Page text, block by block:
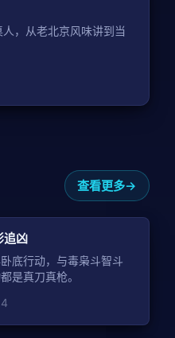
，从老北京风味讲到当
查看更多
44:48
追凶
底行动，与毒枭斗智斗
是真刀真枪。
43:24